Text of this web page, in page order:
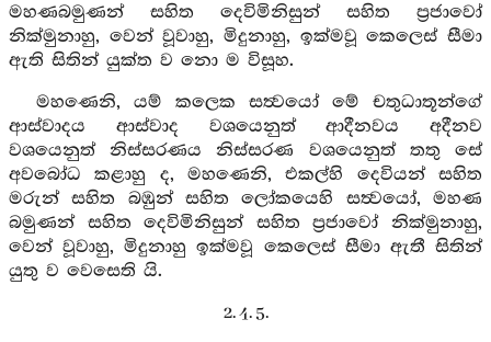
මහණබමුණන් සහිත දෙවිමිනිසුන් සහිත ප්‍රජාවෝ
නික්මුනාහු, වෙන් වූවාහු, මිදුනාහු, ඉක්මවූ කෙලෙස් සීමා
ඇති සිතින් යුක්ත ව නො ම විසූහ.
මහණෙනි, යම් කලෙක සත්‍වයෝ මේ චතුධාතූන්ගේ
ආස්වාදය ආස්වාද වශයෙනුත් ආදීනවය අදීනව
වශයෙනුත් නිස්සරණය නිස්සරණ වශයෙනුත් තතු සේ
අවබෝධ කළාහු ද, මහණෙනි, එකල්හි දෙවියන් සහිත
මරුන් සහිත බඹුන් සහිත ලෝකයෙහි සත්‍වයෝ, මහණ
බමුණන් සහිත දෙවිමිනිසුන් සහිත ප්‍රජාවෝ නික්මුනාහු,
වෙන් වූවාහු, මිදුනාහු ඉක්මවූ කෙලෙස් සීමා ඇතී සිතින්
යුතු ව වෙසෙති යි.
2. 4. 5.